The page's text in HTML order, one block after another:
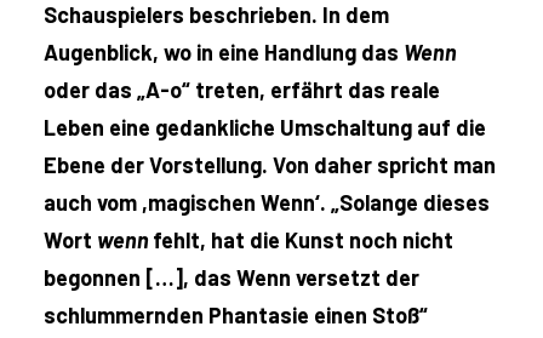
Schauspielers beschrieben. In dem
Augenblick, wo in eine Handlung das Wenn
oder das „A-o“ treten, erfährt das reale
Leben eine gedankliche Umschaltung auf die
Ebene der Vorstellung. Von daher spricht man
auch vom ,magischen Wenn‘. „Solange dieses
Wort wenn fehlt, hat die Kunst noch nicht
begonnen […], das Wenn versetzt der
schlummernden Phantasie einen Stoß“